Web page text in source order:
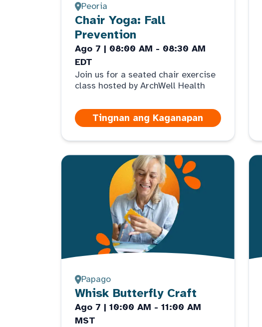
Peoria
Chair Yoga: Fall
Prevention
Ago 7 | 08:00 AM - 08:30 AM
EDT
Join us for a seated chair exercise
class hosted by ArchWell Health
Tingnan ang Kaganapan
Papago
Whisk Butterfly Craft
Ago 7 | 10:00 AM - 11:00 AM
MST